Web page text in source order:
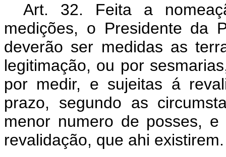
Art. 32. Feita a
medições, o Presidente da
deverão ser medidas as
legitimação, ou por
por medir, e sujeitas á
prazo, segundo as
menor numero de posses,
revalidação, que ahi existirem.